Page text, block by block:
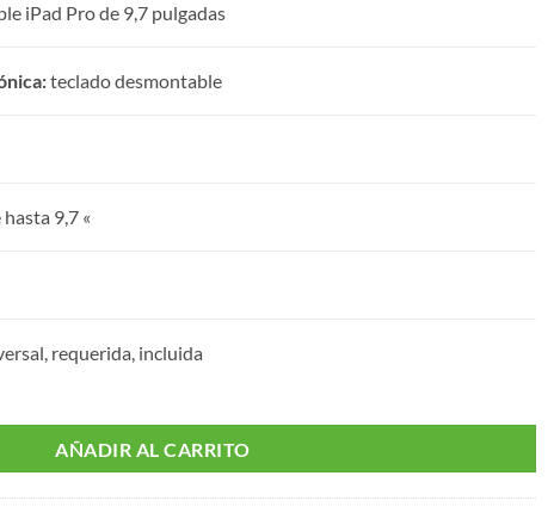
iPad Pro de 9,7 pulgadas
teclado desmontable
9,7 «
requerida, incluida
AÑADIR AL CARRITO